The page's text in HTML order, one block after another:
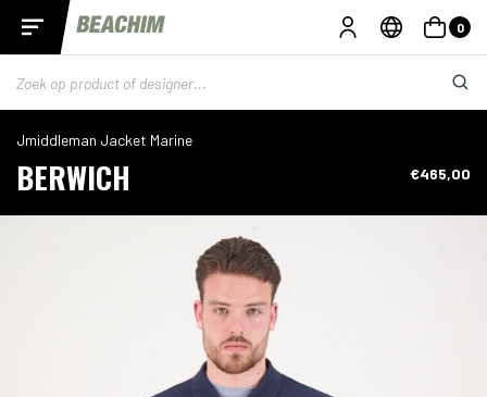
0
Jmiddleman Jacket Marine
BERWICH €465,00